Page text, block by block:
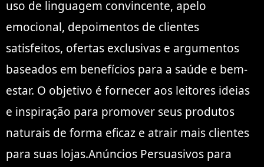
uso de linguagem convincente, apelo
emocional, depoimentos de clientes
satisfeitos, ofertas exclusivas e argumentos
baseados em benefícios para a saúde e bem-
estar. O objetivo é fornecer aos leitores ideias
e inspiração para promover seus produtos
naturais de forma eficaz e atrair mais clientes
para suas lojas.Anúncios Persuasivos para